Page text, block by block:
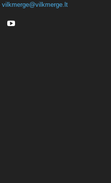
vilkmerge@vilkmerge.lt